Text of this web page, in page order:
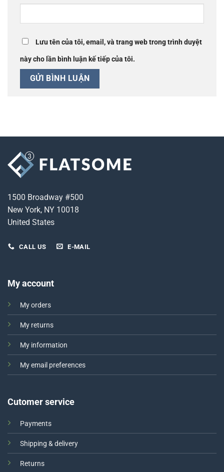
Lưu tên của tôi, email, và trang web trong trình duyệt
này cho lần bình luận kế tiếp của tôi.
1500 Broadway #500
New York, NY 10018
United States
CALL US E-MAIL
My account
My orders
My returns
My information
My email preferences
Cutomer service
Payments
Shipping & delivery
Returns